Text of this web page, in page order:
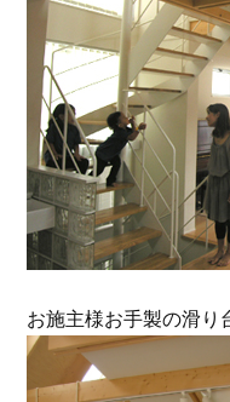
お施主様お手製の滑り